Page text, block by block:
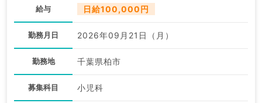
給与 日給100,000円
勤務月日 2026年09月21日（月）
勤務地 千葉県柏市
募集科目 小児科